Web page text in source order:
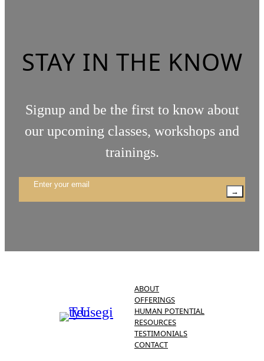
STAY IN THE KNOW
Signup and be the first to know about
our upcoming classes, workshops and
trainings.
→
ABOUT
OFFERINGS
HUMAN POTENTIAL
RESOURCES
TESTIMONIALS
CONTACT